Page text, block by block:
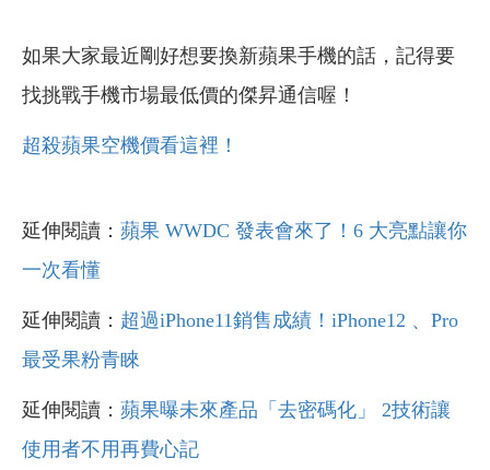
如果大家最近剛好想要換新蘋果手機的話，記得要
找挑戰手機市場最低價的傑昇通信喔！
超殺蘋果空機價看這裡！
延伸閱讀： 蘋果 WWDC 發表會來了！6 大亮點讓你
一次看懂
延伸閱讀： 超過iPhone11銷售成績！iPhone12 、Pro
最受果粉青睞
延伸閱讀： 蘋果曝未來產品「去密碼化」 2技術讓
使用者不用再費心記